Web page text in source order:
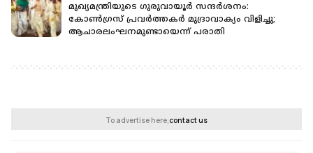
മുഖ്യമന്ത്രിയുടെ ഗുരുവായൂർ സന്ദർശനം:
കോൺഗ്രസ് പ്രവർത്തകർ മുദ്രാവാക്യം വിളിച്ചു;
ആചാരലംഘനമുണ്ടായെന്ന് പരാതി
To advertise here,contact us